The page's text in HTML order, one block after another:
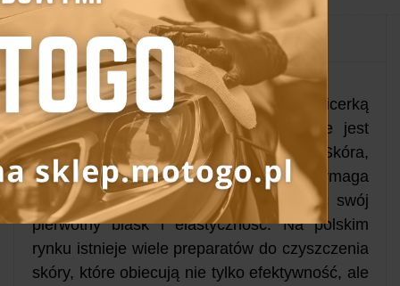
Udostępnij
Właściciele mebli i samochodów z tapicerką
skórzaną doskonale wiedzą, jak ważne jest
utrzymanie ich w doskonałej kondycji. Skóra,
będąc naturalnym materiałem, wymaga
odpowiedniej pielęgnacji, aby zachować swój
pierwotny blask i elastyczność. Na polskim
rynku istnieje wiele preparatów do czyszczenia
skóry, które obiecują nie tylko efektywność, ale